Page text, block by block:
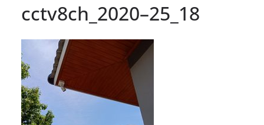
cctv8ch_2020–25_18